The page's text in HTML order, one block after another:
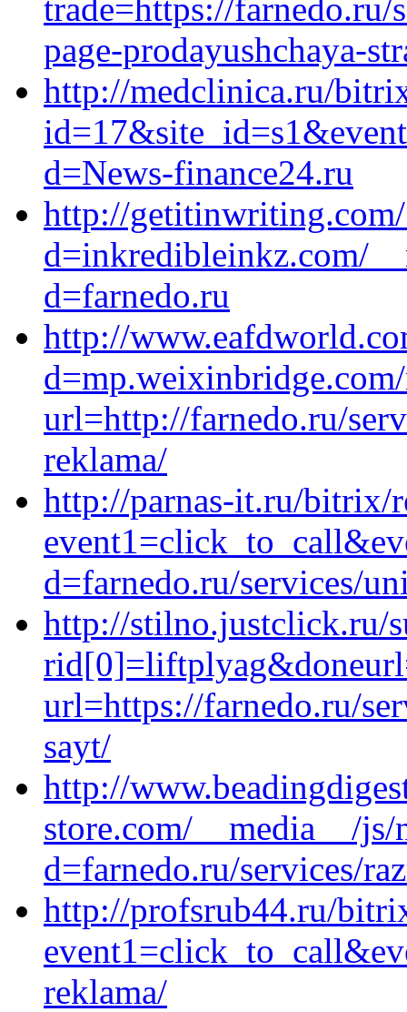
trade=https://farnedo.ru/
page-prodayushchaya-
http://medclinica.ru/
d=News-finance24.ru
http://getitinwriting.com/
d=inkredibleinkz.com/
d=farnedo.ru
http://
url=http://farnedo.ru/
reklama/
http://parnas-it.ru/bitrix/
d=farnedo.ru/services/
http://stilno.justclick.ru/
url=https://farnedo.ru/
sayt/
http://
store.com/__media__/
d=farnedo.ru/services/
http://profsrub44.ru/
reklama/